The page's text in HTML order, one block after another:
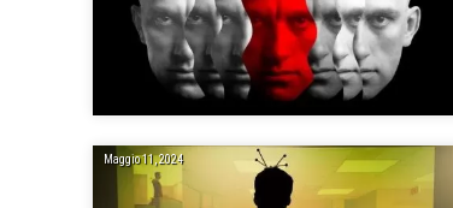
Maggio 11, 2024